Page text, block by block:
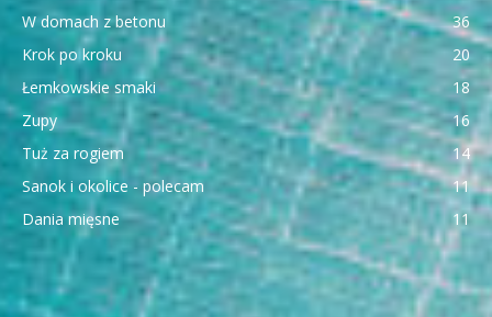
W domach z betonu
36
Krok po kroku
20
Łemkowskie smaki
18
Zupy
16
Tuż za rogiem
14
Sanok i okolice - polecam
11
Dania mięsne
11